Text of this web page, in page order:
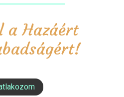
a Hazáért